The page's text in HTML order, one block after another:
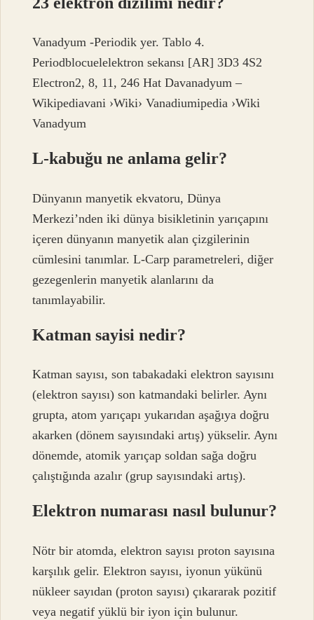
Vanadyum -Periodik yer. Tablo 4.
Periodblocuelelektron sekansı [AR] 3D3 4S2
Electron2, 8, 11, 246 Hat Davanadyum –
Wikipediavani ›Wiki› Vanadiumipedia ›Wiki
Vanadyum
L-kabuğu ne anlama gelir?
Dünyanın manyetik ekvatoru, Dünya
Merkezi’nden iki dünya bisikletinin yarıçapını
içeren dünyanın manyetik alan çizgilerinin
cümlesini tanımlar. L-Carp parametreleri, diğer
gezegenlerin manyetik alanlarını da
tanımlayabilir.
Katman sayisi nedir?
Katman sayısı, son tabakadaki elektron sayısını
(elektron sayısı) son katmandaki belirler. Aynı
grupta, atom yarıçapı yukarıdan aşağıya doğru
akarken (dönem sayısındaki artış) yükselir. Aynı
dönemde, atomik yarıçap soldan sağa doğru
çalıştığında azalır (grup sayısındaki artış).
Elektron numarası nasıl bulunur?
Nötr bir atomda, elektron sayısı proton sayısına
karşılık gelir. Elektron sayısı, iyonun yükünü
nükleer sayıdan (proton sayısı) çıkararak pozitif
veya negatif yüklü bir iyon için bulunur.